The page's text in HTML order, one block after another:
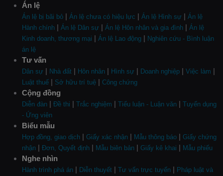
Án lệ
Án lệ bị bãi bỏ | Án lệ chưa có hiệu lực | Án lệ Hình sự | Án lệ
Hành chính | Án lệ Dân sự | Án lệ Hôn nhân và gia đình | Án lệ
Kinh doanh, thương mại | Án lệ Lao động | Nghiên cứu - Bình luận
án lệ
Tư vấn
Dân sự | Nhà đất | Hôn nhân | Hình sự | Doanh nghiệp | Việc làm |
Luật thuế | Sở hữu trí tuệ | Công chứng
Cộng đồng
Diễn đàn | Đề thi | Trắc nghiệm | Tiểu luận - Luận văn | Tuyển dụng
- Ứng viên
Biểu mẫu
Hợp đồng, giao dịch | Giấy xác nhận | Mẫu thông báo | Giấy chứng
nhận | Đơn, Quyết định | Mẫu biên bản | Giấy kê khai | Mẫu phiếu
Nghe nhìn
Hành trình phá án | Diễn thuyết | Tư vấn trực tuyến | Pháp luật và